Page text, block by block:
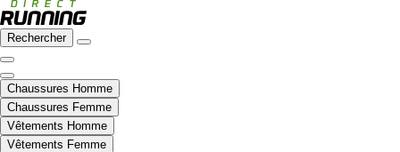
Rechercher
Chaussures Homme
Chaussures Femme
Vêtements Homme
Vêtements Femme